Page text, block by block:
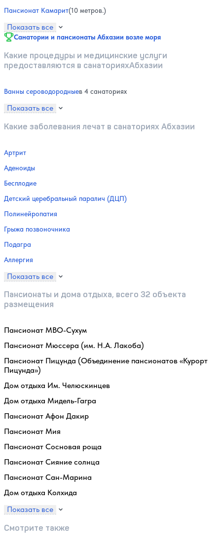
Пансионат Камарит(10 метров.)
Показать все
Санатории и пансионаты Абхазии возле моря
Какие процедуры и медицинские услуги
предоставляются в санаторияхАбхазии
Ванны сероводородныев 4 санаториях
Показать все
Какие заболевания лечат в санаториях Абхазии
Артрит
Аденоиды
Бесплодие
Детский церебральный паралич (ДЦП)
Полинейропатия
Грыжа позвоночника
Подагра
Аллергия
Показать все
Пансионаты и дома отдыха, всего 32 объекта
размещения
Пансионат МВО-Сухум
Пансионат Мюссера (им. Н.А. Лакоба)
Пансионат Пицунда (Объединение пансионатов «Курорт
Пицунда»)
Дом отдыха Им. Челюскинцев
Дом отдыха Мидель-Гагра
Пансионат Афон Дакир
Пансионат Мия
Пансионат Сосновая роща
Пансионат Сияние солнца
Пансионат Сан-Марина
Дом отдыха Колхида
Показать все
Смотрите также